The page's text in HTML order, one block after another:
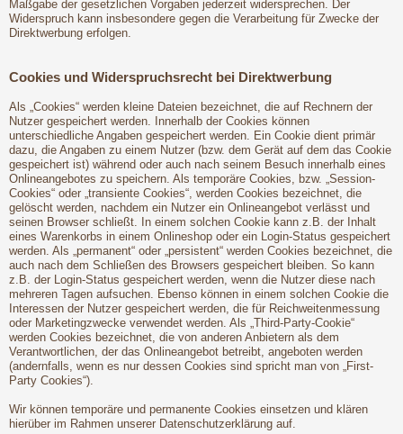
Maßgabe der gesetzlichen Vorgaben jederzeit widersprechen. Der
Widerspruch kann insbesondere gegen die Verarbeitung für Zwecke der
Direktwerbung erfolgen.
Cookies und Widerspruchsrecht bei Direktwerbung
Als „Cookies“ werden kleine Dateien bezeichnet, die auf Rechnern der
Nutzer gespeichert werden. Innerhalb der Cookies können
unterschiedliche Angaben gespeichert werden. Ein Cookie dient primär
dazu, die Angaben zu einem Nutzer (bzw. dem Gerät auf dem das Cookie
gespeichert ist) während oder auch nach seinem Besuch innerhalb eines
Onlineangebotes zu speichern. Als temporäre Cookies, bzw. „Session-
Cookies“ oder „transiente Cookies“, werden Cookies bezeichnet, die
gelöscht werden, nachdem ein Nutzer ein Onlineangebot verlässt und
seinen Browser schließt. In einem solchen Cookie kann z.B. der Inhalt
eines Warenkorbs in einem Onlineshop oder ein Login-Status gespeichert
werden. Als „permanent“ oder „persistent“ werden Cookies bezeichnet, die
auch nach dem Schließen des Browsers gespeichert bleiben. So kann
z.B. der Login-Status gespeichert werden, wenn die Nutzer diese nach
mehreren Tagen aufsuchen. Ebenso können in einem solchen Cookie die
Interessen der Nutzer gespeichert werden, die für Reichweitenmessung
oder Marketingzwecke verwendet werden. Als „Third-Party-Cookie“
werden Cookies bezeichnet, die von anderen Anbietern als dem
Verantwortlichen, der das Onlineangebot betreibt, angeboten werden
(andernfalls, wenn es nur dessen Cookies sind spricht man von „First-
Party Cookies“).
Wir können temporäre und permanente Cookies einsetzen und klären
hierüber im Rahmen unserer Datenschutzerklärung auf.